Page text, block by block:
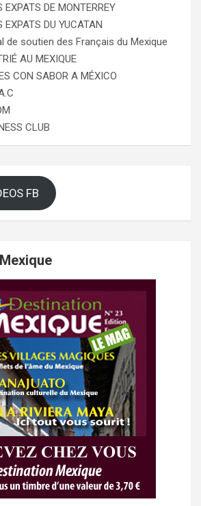
EXPATS DE MONTERREY
EXPATS DU YUCATAN
de soutien des Français du Mexique
AU MEXIQUE
CON SABOR A MÉXICO
CLUB
FB